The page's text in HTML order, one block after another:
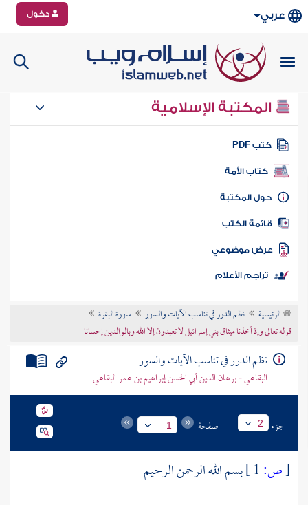
عربي دخول
المكتبة الإسلامية
كتب PDF
كتاب الأمة
المكتبة
الكتب
موضوعي
تراجم الأعلام
الرئيسية نظم الدرر في تناسب الآيات والسور
سورة البقرة
قوله تعالى وإذ أخذنا ميثاق بني إسرائيل لا تعبدون إلا الله وبالوالدين إحسانا
نظم الدرر في تناسب الآيات والسور
البقاعي - برهان الدين أبي الحسن إبراهيم بن عمر البقاعي
جزء 2 صفحة 1
[ص:
بسم الله الرحمن الرحيم